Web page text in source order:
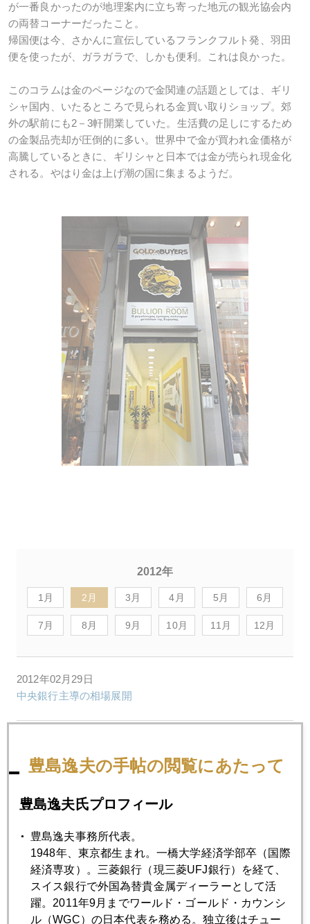
が一番良かったのが地理案内に立ち寄った地元の観光協会内
の両替コーナーだったこと。
帰国便は今、さかんに宣伝しているフランクフルト発、羽田
便を使ったが、ガラガラで、しかも便利。これは良かった。
このコラムは金のページなので金関連の話題としては、ギリ
シャ国内、いたるところで見られる金買い取りショップ。郊
外の駅前にも2－3軒開業していた。生活費の足しにするため
の金製品売却が圧倒的に多い。世界中で金が買われ金価格が
高騰しているときに、ギリシャと日本では金が売られ現金化
される。やはり金は上げ潮の国に集まるようだ。
2012年
1月 2月 3月 4月 5月 6月
7月 8月 9月 10月 11月 12月
2012年02月29日
中央銀行主導の相場展開
年金運用最前線からのレポート
2012年02月24日
2012年02月23日
アテネからホルムズ海峡に飛び火
豊島逸夫の手帖の閲覧にあたって
豊島逸夫氏プロフィール
豊島逸夫事務所代表。
1948年、東京都生まれ。一橋大学経済学部卒（国際
経済専攻）。三菱銀行（現三菱UFJ銀行）を経て、
スイス銀行で外国為替貴金属ディーラーとして活
躍。2011年9月までワールド・ゴールド・カウンシ
ル（WGC）の日本代表を務める。独立後はチュー